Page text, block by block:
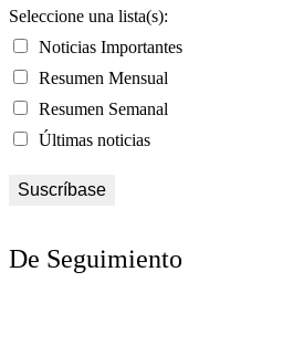
Seleccione una lista(s):
Noticias Importantes
Resumen Mensual
Resumen Semanal
Últimas noticias
De Seguimiento